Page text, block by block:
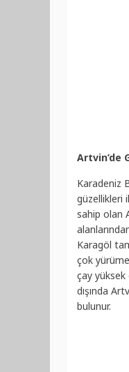
Artvin’de
Karadeniz
güzellikleri
sahip olan
Karagöl
çok
çay yüksek
dışında
bulunur.